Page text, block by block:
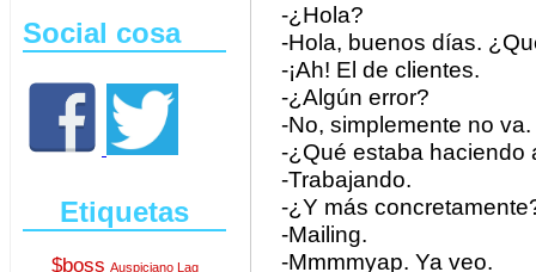
Social cosa
Etiquetas
$boss Auspiciano Lag
-¿Hola?
-Hola, buenos días.
-¡Ah! El de clientes.
-¿Algún error?
-No, simplemente no va.
-¿Qué estaba haciendo
-Trabajando.
-¿Y más
-Mailing.
-Mmmmyap. Ya veo.